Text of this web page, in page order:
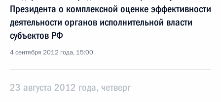
Президента о комплексной оценке эффективности
деятельности органов исполнительной власти
субъектов РФ
4 сентября 2012 года, 15:00
23 августа 2012 года, четверг